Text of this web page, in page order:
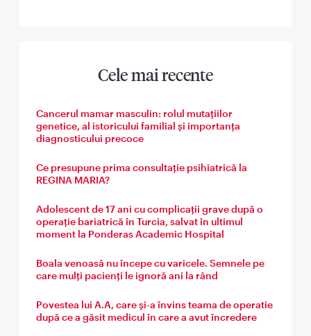
Cele mai recente
Cancerul mamar masculin: rolul mutațiilor
genetice, al istoricului familial și importanța
diagnosticului precoce
Ce presupune prima consultație psihiatrică la
REGINA MARIA?
Adolescent de 17 ani cu complicații grave după o
operație bariatrică în Turcia, salvat în ultimul
moment la Ponderas Academic Hospital
Boala venoasă nu începe cu varicele. Semnele pe
care mulți pacienți le ignoră ani la rând
Povestea lui A.A, care și-a învins teama de operatie
după ce a găsit medicul în care a avut încredere